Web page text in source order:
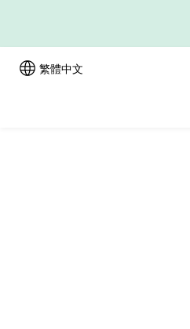
繁體中文